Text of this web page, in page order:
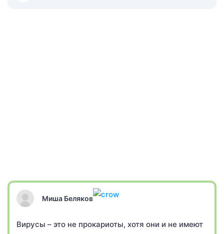
Миша Беляков
Вирусы – это не прокариоты, хотя они и не имеют